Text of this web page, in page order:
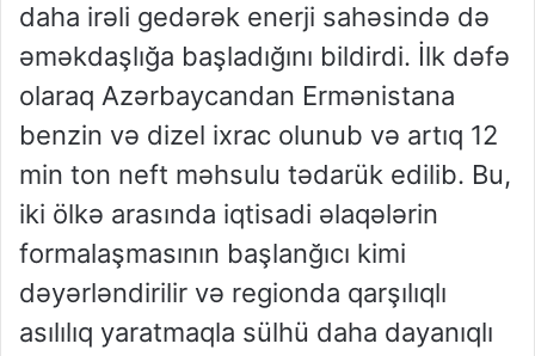
daha irəli gedərək enerji sahəsində də
əməkdaşlığa başladığını bildirdi. İlk dəfə
olaraq Azərbaycandan Ermənistana
benzin və dizel ixrac olunub və artıq 12
min ton neft məhsulu tədarük edilib. Bu,
iki ölkə arasında iqtisadi əlaqələrin
formalaşmasının başlanğıcı kimi
dəyərləndirilir və regionda qarşılıqlı
asılılıq yaratmaqla sülhü daha dayanıqlı